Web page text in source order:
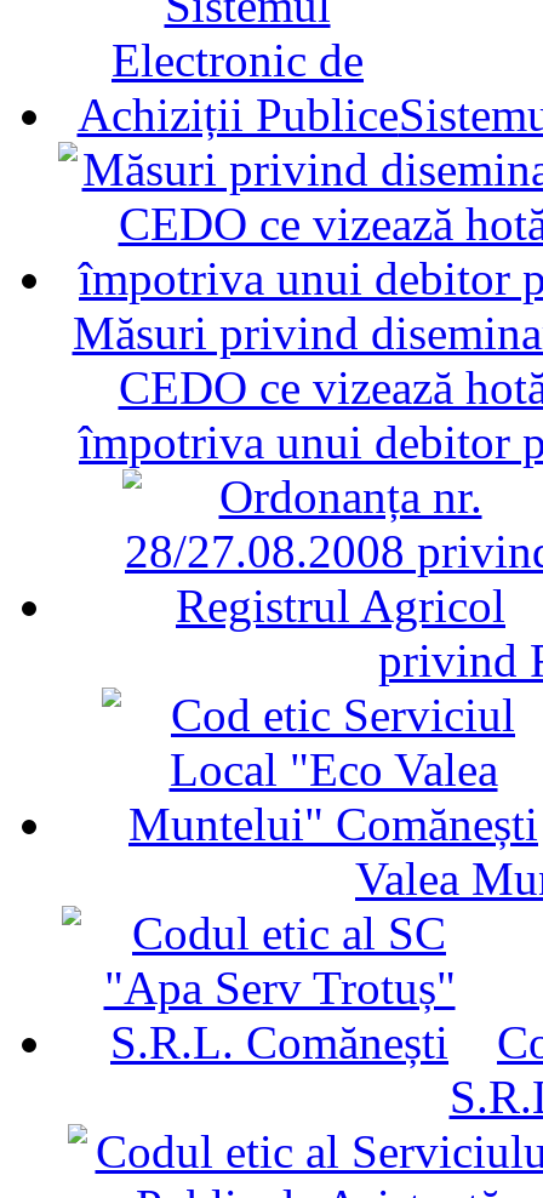
Măsuri privind
CEDO ce vizează
împotriva unui debitor
privind
Valea